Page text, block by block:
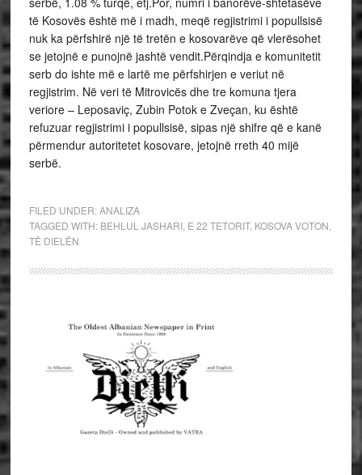
të Kosovës është më i madh, meqë regjistrimi i popullsisë
nuk ka përfshirë një të tretën e kosovarëve që vlerësohet
se jetojnë e punojnë jashtë vendit.Përqindja e komunitetit
serb do ishte më e lartë me përfshirjen e veriut në
regjistrim. Në veri të Mitrovicës dhe tre komuna tjera
veriore – Leposaviç, Zubin Potok e Zveçan, ku është
refuzuar regjistrimi i popullsisë, sipas një shifre që e kanë
përmendur autoritetet kosovare, jetojnë rreth 40 mijë
serbë.
FILED UNDER:ANALIZA
TAGGED WITH: BEHLUL JASHARI, E 22 TETORIT, KOSOVA VOTON
TË DIELËN